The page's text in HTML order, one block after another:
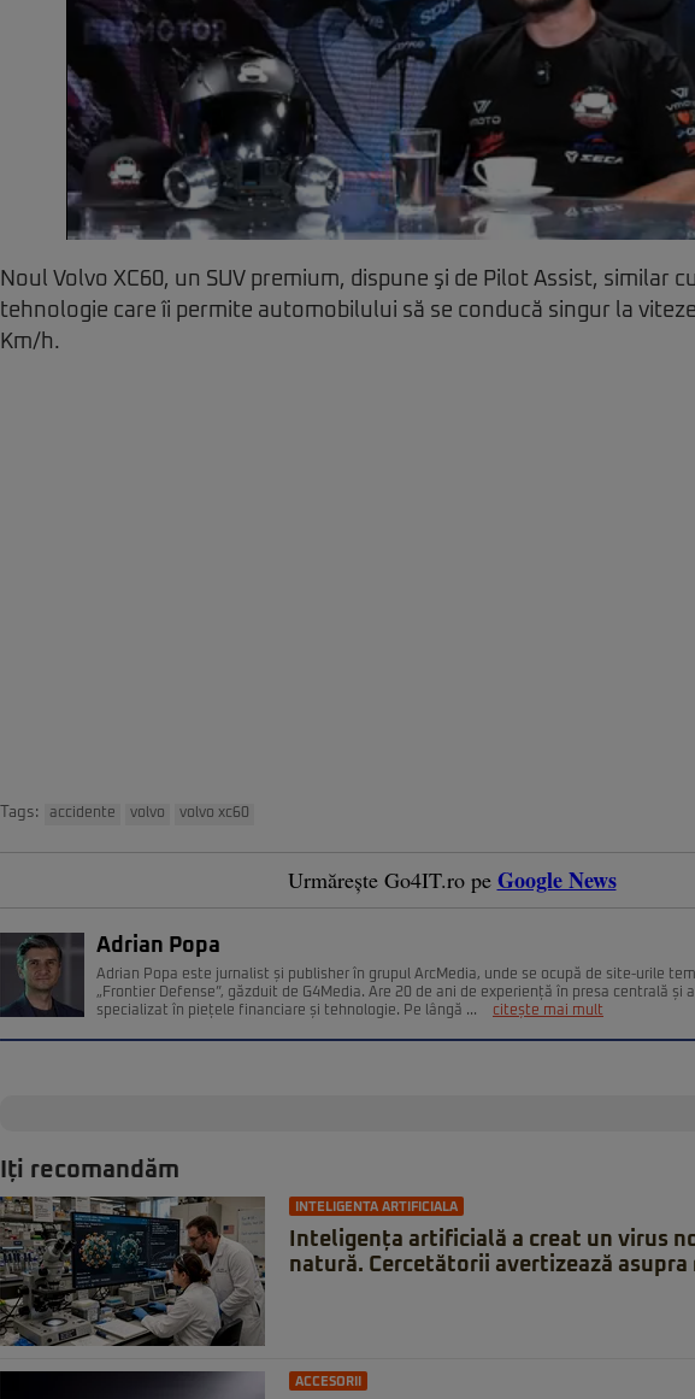
Noul Volvo XC60, un SUV premium, dispune şi de Pilot Assist, similar cu
tehnologie care îi permite automobilului să se conducă singur la
Km/h.
Tags: accidente volvo volvo xc60
Urmărește Go4IT.ro pe Google News
Adrian Popa
Adrian Popa este jurnalist și publisher în grupul ArcMedia, unde se ocupă de site-urile
„Frontier Defense”, găzduit de G4Media. Are 20 de ani de experiență în presa centrală și
specializat în piețele financiare și tehnologie. Pe lângă ...
citește mai mult
Iți recomandăm
INTELIGENTA ARTIFICIALA
Inteligența artificială a creat un virus
natură. Cercetătorii avertizează
ACCESORII